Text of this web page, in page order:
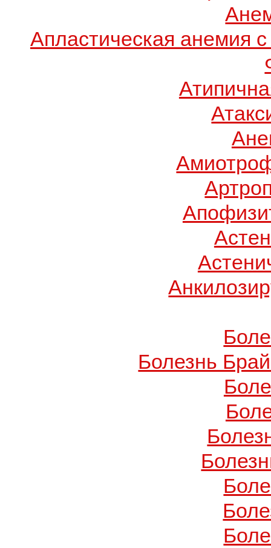
Апластическая анемия
Болезнь